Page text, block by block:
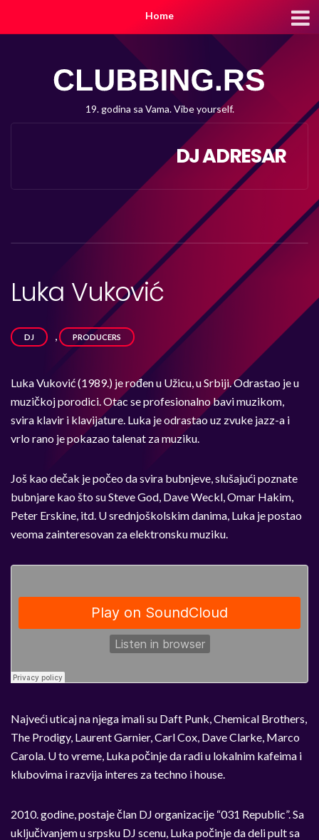
Home
19. godina sa Vama. Vibe yourself.
DJ ADRESAR
Luka Vuković
DJ , PRODUCERS
Luka Vuković (1989.) je rođen u Užicu, u Srbiji. Odrastao je u
muzičkoj porodici. Otac se profesionalno bavi muzikom,
svira klavir i klavijature. Luka je odrastao uz zvuke jazz-a i
vrlo rano je pokazao talenat za muziku.
Još kao dečak je počeo da svira bubnjeve, slušajući poznate
bubnjare kao što su Steve God, Dave Weckl, Omar Hakim,
Peter Erskine, itd. U srednjoškolskim danima, Luka je postao
veoma zainteresovan za elektronsku muziku.
Najveći uticaj na njega imali su Daft Punk, Chemical Brothers,
The Prodigy, Laurent Garnier, Carl Cox, Dave Clarke, Marco
Carola. U to vreme, Luka počinje da radi u lokalnim kafeima i
klubovima i razvija interes za techno i house.
2010. godine, postaje član DJ organizacije “031 Republic”. Sa
uključivanjem u srpsku DJ scenu, Luka počinje da deli pult sa